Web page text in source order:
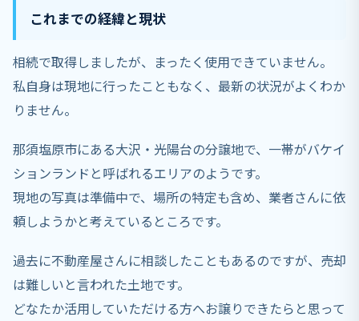
これまでの経緯と現状
相続で取得しましたが、まったく使用できていません。
私自身は現地に行ったこともなく、最新の状況がよくわか
りません。
那須塩原市にある大沢・光陽台の分譲地で、一帯がバケイ
ションランドと呼ばれるエリアのようです。
現地の写真は準備中で、場所の特定も含め、業者さんに依
頼しようかと考えているところです。
過去に不動産屋さんに相談したこともあるのですが、売却
は難しいと言われた土地です。
どなたか活用していただける方へお譲りできたらと思って